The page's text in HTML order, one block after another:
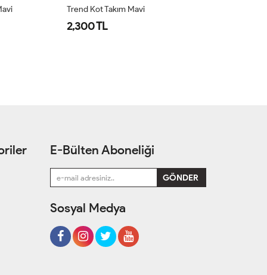
Trend Kot Takım Mavi
2,300 TL
E-Bülten Aboneliği
Sosyal Medya